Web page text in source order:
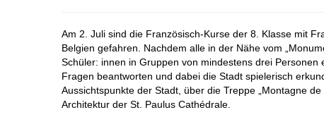
Am 2. Juli sind die Französisch-Kurse der 8. Klasse mit
Belgien gefahren. Nachdem alle in der Nähe vom
Schüler: innen in Gruppen von mindestens drei
Fragen beantworten und dabei die Stadt spielerisch
Aussichtspunkte der Stadt, über die Treppe „Montagne
Architektur der St. Paulus Cathédrale.